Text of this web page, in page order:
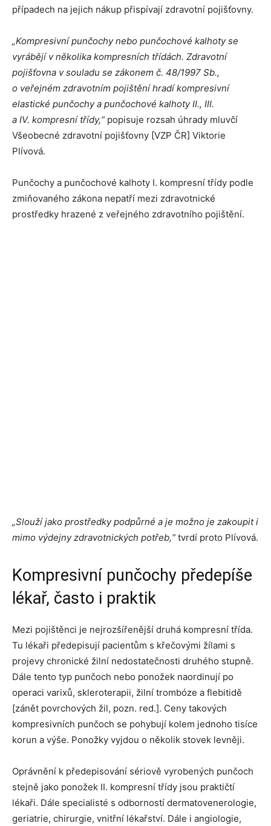
případech na jejich nákup přispívají zdravotní pojišťovny.
„Kompresivní punčochy nebo punčochové kalhoty se
vyrábějí v několika kompresních třídách. Zdravotní
pojišťovna v souladu se zákonem č. 48/1997 Sb.,
o veřejném zdravotním pojištění hradí kompresivní
elastické punčochy a punčochové kalhoty II., III.
a IV. kompresní třídy,“ popisuje rozsah úhrady mluvčí
Všeobecné zdravotní pojišťovny [VZP ČR] Viktorie
Plívová.
Punčochy a punčochové kalhoty I. kompresní třídy podle
zmiňovaného zákona nepatří mezi zdravotnické
prostředky hrazené z veřejného zdravotního pojištění.
„Slouží jako prostředky podpůrné a je možno je zakoupit i
mimo výdejny zdravotnických potřeb,“tvrdí proto Plívová.
Kompresivní punčochy předepíše
lékař, často i praktik
Mezi pojištěnci je nejrozšířenější druhá kompresní třída.
Tu lékaři předepisují pacientům s křečovými žílami s
projevy chronické žilní nedostatečnosti druhého stupně.
Dále tento typ punčoch nebo ponožek naordinují po
operaci varixů, skleroterapii, žilní trombóze a flebitidě
[zánět povrchových žil, pozn. red.]. Ceny takových
kompresivních punčoch se pohybují kolem jednoho tisíce
korun a výše. Ponožky vyjdou o několik stovek levněji.
Oprávnění k předepisování sériově vyrobených punčoch
stejně jako ponožek II. kompresní třídy jsou praktičtí
lékaři. Dále specialisté s odborností dermatovenerologie,
geriatrie, chirurgie, vnitřní lékařství. Dále i angiologie,